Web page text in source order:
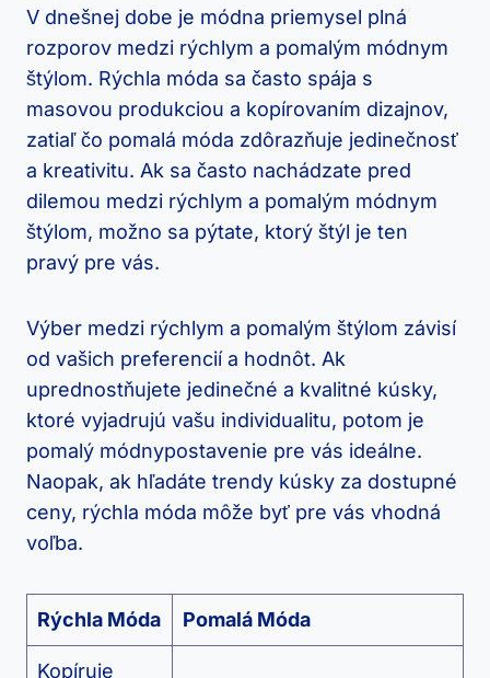
V dnešnej dobe je módna priemysel plná
rozporov medzi rýchlym a pomalým módnym
štýlom. Rýchla móda sa často spája s
masovou produkciou a kopírovaním dizajnov,
zatiaľ čo pomalá móda zdôrazňuje jedinečnosť
a kreativitu. Ak sa často nachádzate pred
dilemou medzi rýchlym a pomalým módnym
štýlom, možno sa pýtate, ktorý štýl je ten
pravý pre vás.
Výber medzi rýchlym a pomalým štýlom závisí
od vašich preferencií a hodnôt. Ak
uprednostňujete jedinečné a kvalitné kúsky,
ktoré vyjadrujú vašu individualitu, potom je
pomalý módnypostavenie pre vás ideálne.
Naopak, ak hľadáte trendy kúsky za dostupné
ceny, rýchla móda môže byť pre vás vhodná
voľba.
Rýchla Móda Pomalá Móda
Kopíruje